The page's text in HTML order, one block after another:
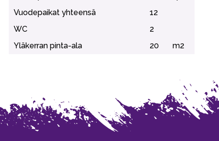
Vuodepaikat yhteensä
12
WC
2
Yläkerran pinta-ala
20 m2